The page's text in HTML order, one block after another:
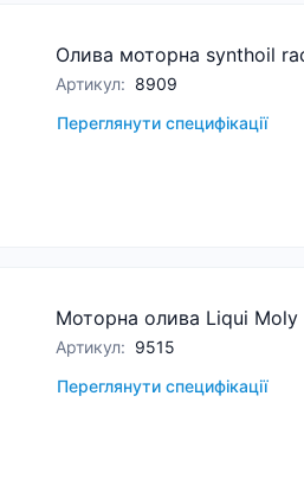
Олива моторна synthoil
Артикул: 8909
Переглянути специфікації
Моторна олива Liqui Moly
Артикул: 9515
Переглянути специфікації